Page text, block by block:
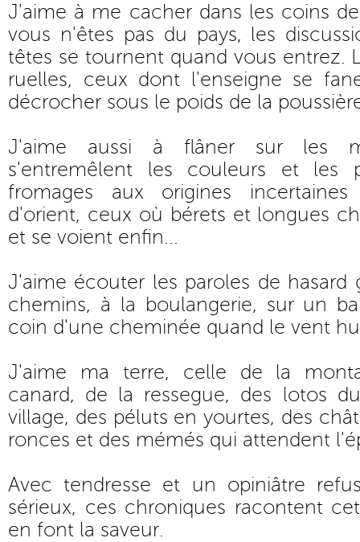
J'aime à me cacher dans les coins
vous n'êtes pas du pays, les
têtes se tournent quand vous entrez.
ruelles, ceux dont l'enseigne se
décrocher sous le poids de la
J'aime aussi à flâner sur les
s'entremêlent les couleurs et les
fromages aux origines incertaines
d'orient, ceux où bérets et longues
et se voient enfin...
J'aime écouter les paroles de hasard
chemins, à la boulangerie, sur un
coin d'une cheminée quand le vent
J'aime ma terre, celle de la
canard, de la ressegue, des lotos
village, des péluts en yourtes, des
ronces et des mémés qui attendent
Avec tendresse et un opiniâtre
sérieux, ces chroniques racontent
en font la saveur.